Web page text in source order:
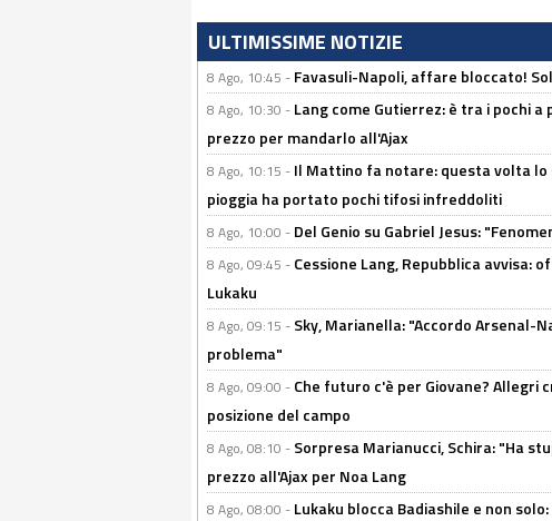
ULTIMISSIME NOTIZIE
8 Ago, 10:45 - Favasuli-Napoli, affare bloccato!
8 Ago, 10:30 - Lang come Gutierrez: è tra i pochi
prezzo per mandarlo all'Ajax
8 Ago, 10:15 - Il Mattino fa notare: questa volta lo
pioggia ha portato pochi tifosi infreddoliti
8 Ago, 10:00 - Del Genio su Gabriel Jesus:
8 Ago, 09:45 - Cessione Lang, Repubblica avvisa:
Lukaku
8 Ago, 09:15 - Sky, Marianella: "Accordo Arsenal-
problema"
8 Ago, 09:00 - Che futuro c'è per Giovane? Allegri
posizione del campo
8 Ago, 08:10 - Sorpresa Marianucci, Schira: "Ha
prezzo all'Ajax per Noa Lang
8 Ago, 08:00 - Lukaku blocca Badiashile e non